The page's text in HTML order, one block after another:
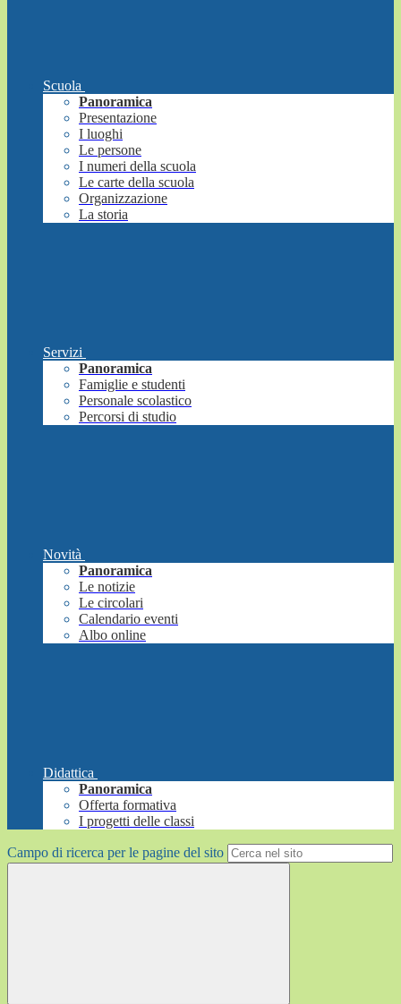
Scuola
Panoramica
Presentazione
I luoghi
Le persone
I numeri della scuola
Le carte della scuola
Organizzazione
La storia
Servizi
Panoramica
Famiglie e studenti
Personale scolastico
Percorsi di studio
Novità
Panoramica
Le notizie
Le circolari
Calendario eventi
Albo online
Didattica
Panoramica
Offerta formativa
I progetti delle classi
Campo di ricerca per le pagine del sito